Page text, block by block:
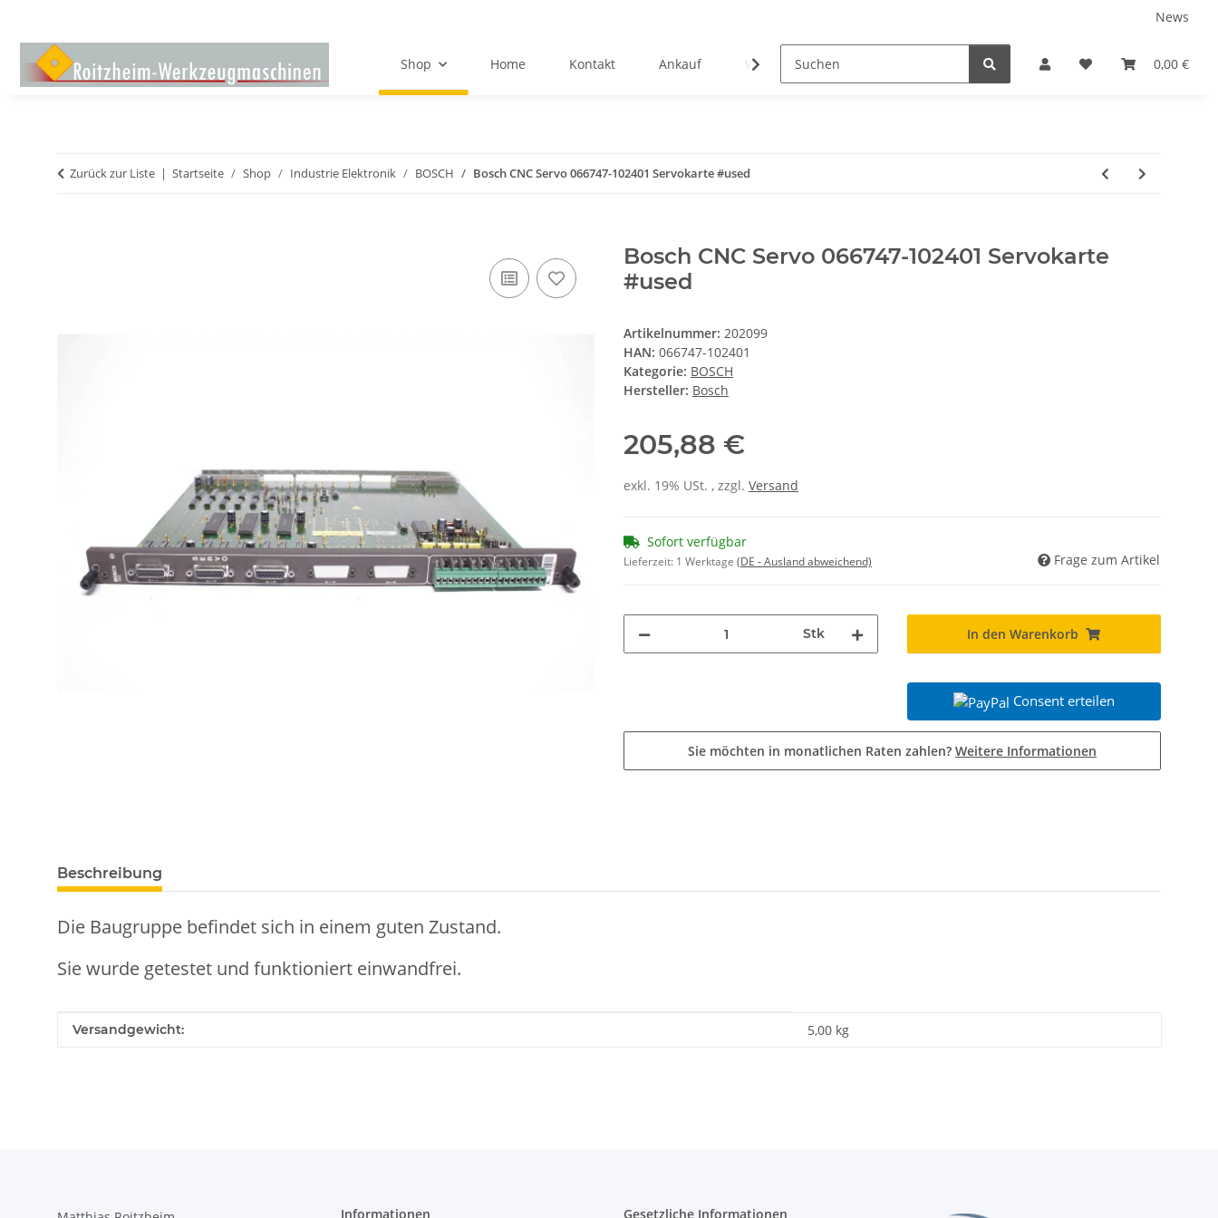
News
0,00 €
Shop Home Kontakt Ankauf Wir über uns
Zurück zur Liste Startseite Shop Industrie Elektronik BOSCH Bosch CNC Servo 066747-102401 Servokarte #used
Bosch CNC Servo 066747-102401 Servokarte
#used
Artikelnummer: 202099
HAN: 066747-102401
Kategorie: BOSCH
Hersteller: Bosch
205,88 €
exkl. 19% USt. , zzgl. Versand
Sofort verfügbar
Lieferzeit: 1 Werktage (DE - Ausland abweichend) Frage zum Artikel
Stk In den Warenkorb
Consent erteilen
Sie möchten in monatlichen Raten zahlen? Weitere Informationen
Beschreibung
Die Baugruppe befindet sich in einem guten Zustand.
Sie wurde getestet und funktioniert einwandfrei.
Produkteigenschaft
Wert
Versandgewicht: 5,00 kg
Informationen Gesetzliche Informationen